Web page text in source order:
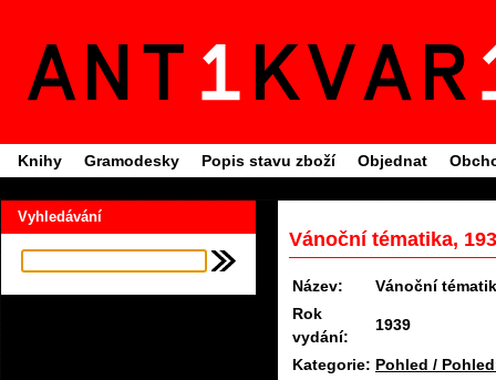
Knihy Gramodesky Popis stavu zboží Objednat
Vyhledávání
Vánoční tématika,
Název:
Vánoční
Rok
vydání:
1939
Kategorie: Pohled /